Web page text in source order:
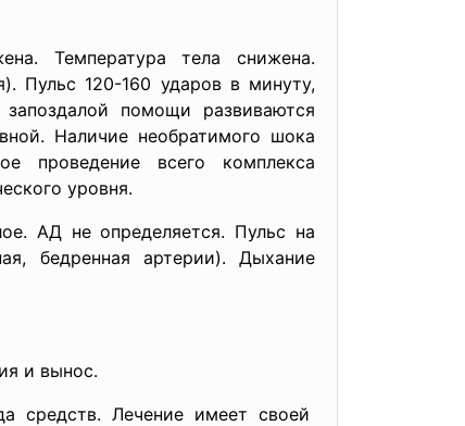
Температура тела снижена.
Пульс 120-160 ударов в минуту,
помощи развиваются
Наличие необратимого шока
проведение всего комплекса
уровня.
АД не определяется. Пульс на
бедренная артерии). Дыхание
и вынос.
средств. Лечение имеет своей